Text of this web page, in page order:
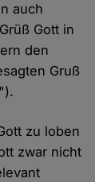
auch
Gott in
den
Gruß
zu loben
zwar nicht